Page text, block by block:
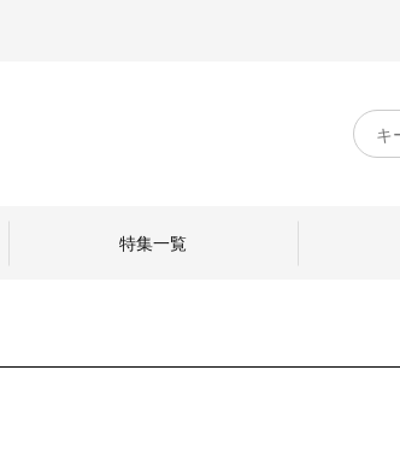
キ
ー
特集一覧